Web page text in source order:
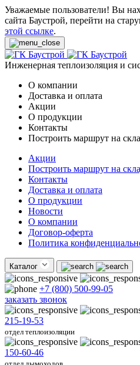
Уважаемые пользователи! Вы
сайта Баустрой, перейти на
этой ссылке.
Инженерная теплоизоляция и
О компании
Доставка и оплата
Акции
О продукции
Контакты
Построить маршрут на
Акции
Построить маршрут на
Контакты
Доставка и оплата
О продукции
Новости
О компании
Договор-оферта
Политика
Каталог
+7 (800) 500-99-05
заказать звонок
215-19-53
отдел теплоизоляции
150-60-46